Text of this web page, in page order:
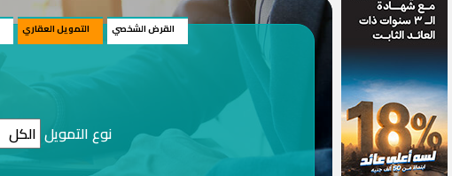
القرض الشخصي التمويل العقاري
نوع التمويل